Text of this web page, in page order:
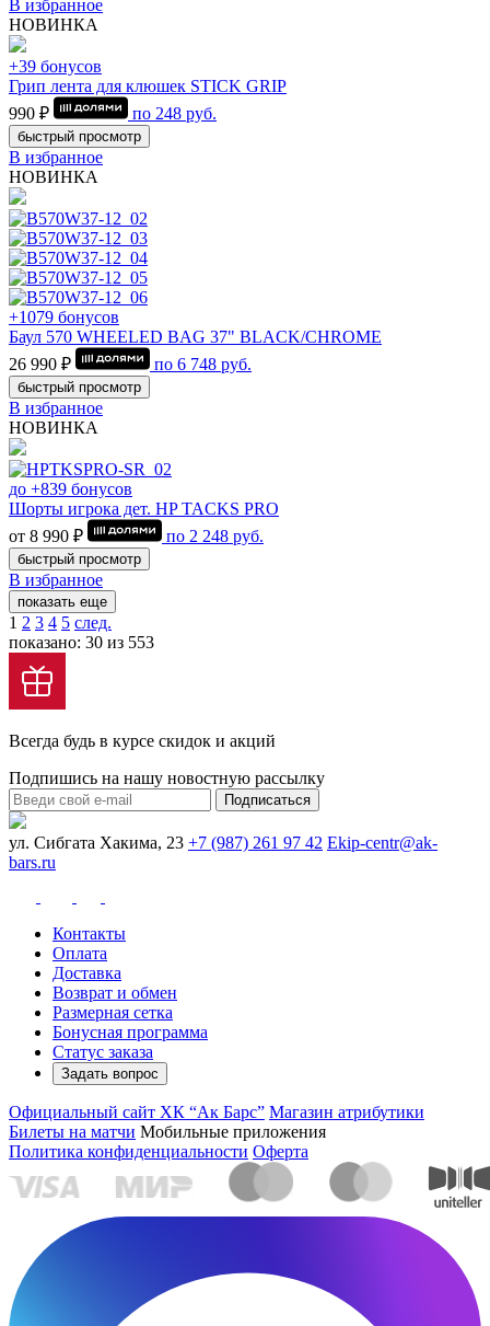
В избранное
НОВИНКА
+39 бонусов
Грип лента для клюшек STICK GRIP
990 ₽
по 248 руб.
быстрый просмотр
В избранное
НОВИНКА
+1079 бонусов
Баул 570 WHEELED BAG 37" BLACK/CHROME
26 990 ₽
по 6 748 руб.
быстрый просмотр
В избранное
НОВИНКА
до +839 бонусов
Шорты игрока дет. HP TACKS PRO
от 8 990 ₽
по 2 248 руб.
быстрый просмотр
В избранное
показать еще
1 2 3 4 5 след.
показано: 30 из 553
Всегда будь в курсе скидок и акций
Подпишись на нашу новостную рассылку
Подписаться
ул. Сибгата Хакима, 23 +7 (987) 261 97 42 Ekip-centr@ak-
bars.ru
Контакты
Оплата
Доставка
Возврат и обмен
Размерная сетка
Бонусная программа
Статус заказа
Задать вопрос
Официальный сайт ХК “Ак Барс” Магазин атрибутики
Билеты на матчи Мобильные приложения
Политика конфиденциальности Оферта